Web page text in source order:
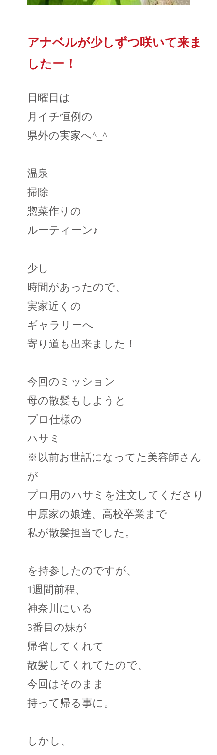
アナベルが少しずつ咲いて来ま
したー！
日曜日は
月イチ恒例の
県外の実家へ^_^
温泉
掃除
惣菜作りの
ルーティーン♪
少し
時間があったので、
実家近くの
ギャラリーへ
寄り道も出来ました！
今回のミッション
母の散髪もしようと
プロ仕様の
ハサミ
※以前お世話になってた美容師さん
が
プロ用のハサミを注文してくださり
中原家の娘達、高校卒業まで
私が散髪担当でした。
を持参したのですが、
1週間前程、
神奈川にいる
3番目の妹が
帰省してくれて
散髪してくれてたので、
今回はそのまま
持って帰る事に。
しかし、